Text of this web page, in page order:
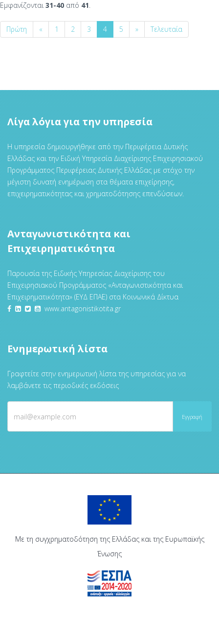
Εμφανίζονται 31-40 από 41.
Πρώτη « 1 2 3 4 5 » Τελευταία
Λίγα λόγια για την υπηρεσία
Η υπηρεσία δημιουργήθηκε από την Περιφέρεια Δυτικής
Ελλάδας και την Ειδική Υπηρεσία Διαχείρισης Επιχειρησιακού
Προγράμματος Περιφέρειας Δυτικής Ελλάδας με στόχο την
μέγιστη δυνατή ενημέρωση στα θέματα επιχείρησης,
επιχειρηματικότητας και χρηματοδότησης επενδύσεων.
Ανταγωνιστικότητα και
Επιχειρηματικότητα
Παρουσία της Ειδικής Υπηρεσίας Διαχείρισης του
Επιχειρησιακού Προγράμματος «Ανταγωνιστικότητα και
Επιχειρηματικότητα» (ΕΥΔ ΕΠΑΕ) στα Κοινωνικά Δίκτυα
www.antagonistikotita.gr
Ενημερωτική λίστα
Γραφτείτε στην ενημερωτική λίστα της υπηρεσίας για να
λαμβάνετε τις περιοδικές εκδόσεις
Με τη συγχρηματοδότηση της Ελλάδας και της Ευρωπαϊκής
Ένωσης